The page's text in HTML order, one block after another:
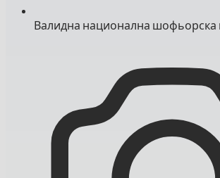
Валидна национална шофьорска